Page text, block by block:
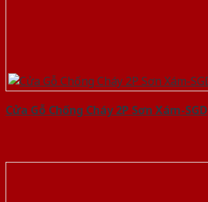
Cửa Gỗ Chống Cháy 2P Sơn Xám-SGD